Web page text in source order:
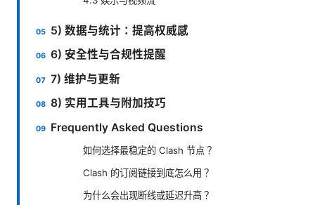
5) 数据与统计：提高权威感
6) 安全性与合规性提醒
7) 维护与更新
8) 实用工具与附加技巧
Frequently Asked Questions
如何选择最稳定的 Clash 节点？
Clash 的订阅链接到底怎么用？
为什么会出现断线或延迟升高？